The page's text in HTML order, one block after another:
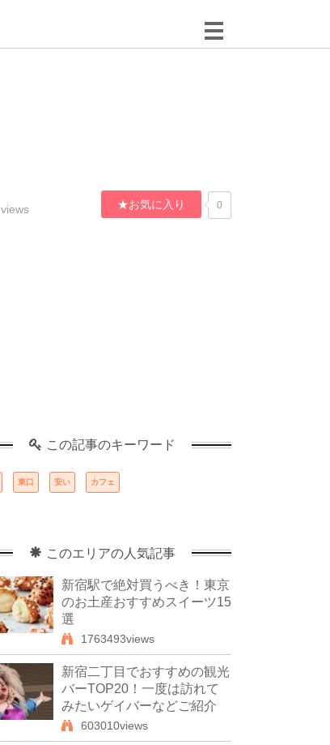
views ★お気に入り 0
この記事のキーワード
東口 安い カフェ
このエリアの人気記事
新宿駅で絶対買うべき！東京
のお土産おすすめスイーツ15
選
1763493views
新宿二丁目でおすすめの観光
バーTOP20！一度は訪れて
みたいゲイバーなどご紹介
603010views